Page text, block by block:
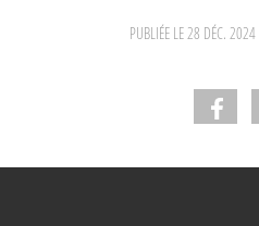
PUBLIÉE LE28 DÉC. 2024